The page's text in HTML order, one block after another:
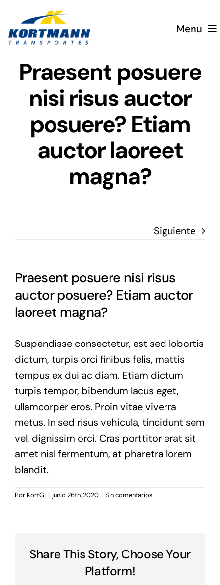
contenido
Menu
Home
Servicios
Equipo
Clientes
Trabaja con Nosotros
Praesent posuere
nisi risus auctor
posuere? Etiam
auctor laoreet
magna?
Siguiente
Praesent posuere nisi risus
auctor posuere? Etiam auctor
laoreet magna?
Suspendisse consectetur, est sed lobortis
dictum, turpis orci finibus felis, mattis
tempus ex dui ac diam. Etiam dictum
turpis tempor, bibendum lacus eget,
ullamcorper eros. Proin vitae viverra
metus. In sed risus vehicula, tincidunt sem
vel, dignissim orci. Cras porttitor erat sit
amet nisl fermentum, at pharetra lorem
blandit.
Por KortGi | junio 26th, 2020 | Sin comentarios
Share This Story, Choose Your
Platform!